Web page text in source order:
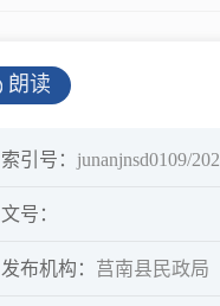
朗读
索引号： junanjnsd0109/
文号：
发布机构： 莒南县民政局